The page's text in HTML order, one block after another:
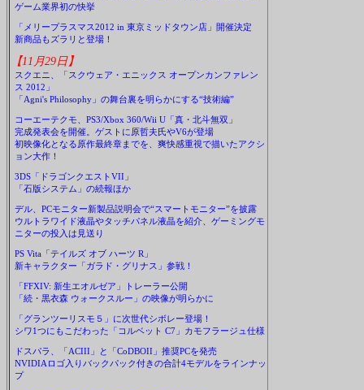
ゲーム業界初の快挙
「メリープラスマス2012 in 東京ミッドタウン店」開催決定
新商品もズラリと登場！
【11月29日】
スクエニ、「スクウェア・エニックス オープンカンファレン
ス 2012」
「Agni's Philosophy」の舞台裏を明らかにする“技術編”
コーエーテクモ、PS3/Xbox 360/Wii U「真・北斗無双」
完成発表会を開催。ゲストに原哲夫氏やV6が登場
初映像化となる原作最終章までを、爽快感重視で描いたアクシ
ョン大作！
3DS「ドラゴンクエストVII」
「石版システム」の続報ほか
デル、PCモニター新製品説明会で“スマートモニター”を披露
ウルトラワイド液晶やタッチパネル液晶を紹介、ゲーミングモ
ニターの投入は見送り
PS Vita「テイルズ オブ ハーツ R」
新キャラクター「ガラド・グリナス」参戦！
「FFXIV: 新生エオルゼア」トレーラー公開
「続・黒衣森 ウォークスルー」の映像が明らかに
「グランツーリスモ５」に次世代シボレー登場！
シワ1つにもこだわった「コルベット C7」カモフラージュ仕様
ドスパラ、「ACIII」と「CoDBOII」推奨PCを発売
NVIDIAロゴ入りバックパック付きの合計4モデルをラインナッ
プ